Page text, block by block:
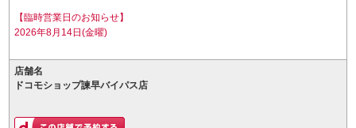
【臨時営業日のお知らせ】
2026年8月14日(金曜)
店舗名
ドコモショップ諫早バイパス店